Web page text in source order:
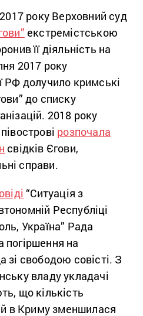
року Верховний суд
екстремістською
її діяльність на
2017 року
РФ долучило кримські
до списку
2018 року
розпочала
свідків Єгови,
справи.
“Ситуація з
Республіці
Україна” Рада
погіршення на
зі свободою совісті. З
владу укладачі
що кількість
в Криму зменшилася